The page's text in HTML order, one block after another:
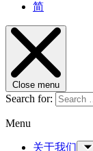
简
Close menu
Search for:
Menu
关于我们